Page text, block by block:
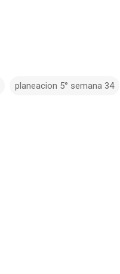
planeacion 5° semana 34